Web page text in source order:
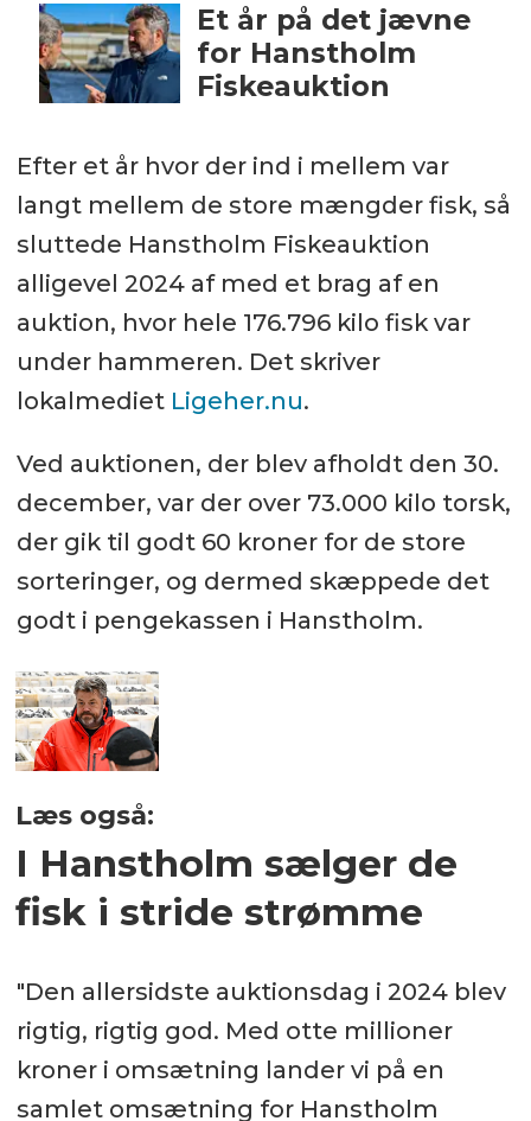
Et år på det jævne
for Hanstholm
Fiskeauktion
Efter et år hvor der ind i mellem var
langt mellem de store mængder fisk, så
sluttede Hanstholm Fiskeauktion
alligevel 2024 af med et brag af en
auktion, hvor hele 176.796 kilo fisk var
under hammeren. Det skriver
lokalmediet Ligeher.nu.
Ved auktionen, der blev afholdt den 30.
december, var der over 73.000 kilo torsk,
der gik til godt 60 kroner for de store
sorteringer, og dermed skæppede det
godt i pengekassen i Hanstholm.
Læs også:
I Hanstholm sælger de
fisk i stride strømme
"Den allersidste auktionsdag i 2024 blev
rigtig, rigtig god. Med otte millioner
kroner i omsætning lander vi på en
samlet omsætning for Hanstholm